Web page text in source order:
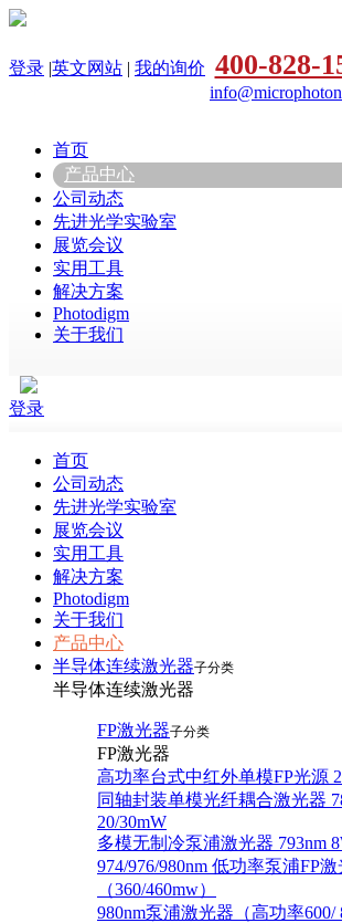
登录 |英文网站 | 我的询价 400-828-
首页
产品中心
公司动态
先进光学实验室
展览会议
实用工具
解决方案
Photodigm
关于我们
登录
首页
公司动态
先进光学实验室
展览会议
实用工具
解决方案
Photodigm
关于我们
产品中心
半导体连续激光器子分类
半导体连续激光器
FP激光器子分类
FP激光器
高功率台式中红外单模FP光源
同轴封装单模光纤耦合激光器
20/30mW
多模无制冷泵浦激光器 793nm
974/976/980nm 低功率泵浦FP激
（360/460mw）
980nm泵浦激光器（高功率600/